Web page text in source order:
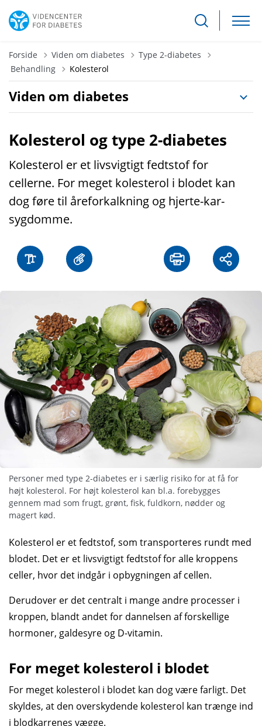
Forside Viden om diabetes
Type 2-diabetes
Tilbage til
Behandling Kolesterol
Viden om diabetes
Kolesterol og type 2-diabetes
Kolesterol er et livsvigtigt fedtstof for
cellerne. For meget kolesterol i blodet kan
dog føre til åreforkalkning og hjerte-kar-
sygdomme.
Personer med type 2-diabetes er i særlig risiko for at få for
højt kolesterol. For højt kolesterol kan bl.a. forebygges
gennem mad som frugt, grønt, fisk, fuldkorn, nødder og
magert kød.
Kolesterol er et fedtstof, som transporteres rundt med
blodet. Det er et livsvigtigt fedtstof for alle kroppens
celler, hvor det indgår i opbygningen af cellen.
Derudover er det centralt i mange andre processer i
kroppen, blandt andet for dannelsen af forskellige
hormoner, galdesyre og D-vitamin.
For meget kolesterol i blodet
For meget kolesterol i blodet kan dog være farligt. Det
skyldes, at den overskydende kolesterol kan trænge ind
i blodkarrenes ­vægge.